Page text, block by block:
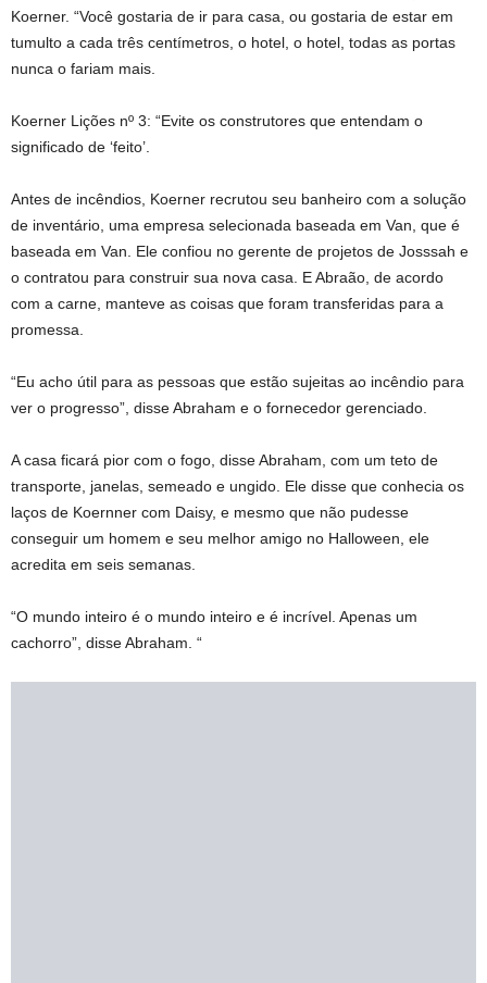
Koerner. “Você gostaria de ir para casa, ou gostaria de estar em
tumulto a cada três centímetros, o hotel, o hotel, todas as portas
nunca o fariam mais.
Koerner Lições nº 3: “Evite os construtores que entendam o
significado de ‘feito’.
Antes de incêndios, Koerner recrutou seu banheiro com a solução
de inventário, uma empresa selecionada baseada em Van, que é
baseada em Van. Ele confiou no gerente de projetos de Josssah e
o contratou para construir sua nova casa. E Abraão, de acordo
com a carne, manteve as coisas que foram transferidas para a
promessa.
“Eu acho útil para as pessoas que estão sujeitas ao incêndio para
ver o progresso”, disse Abraham e o fornecedor gerenciado.
A casa ficará pior com o fogo, disse Abraham, com um teto de
transporte, janelas, semeado e ungido. Ele disse que conhecia os
laços de Koernner com Daisy, e mesmo que não pudesse
conseguir um homem e seu melhor amigo no Halloween, ele
acredita em seis semanas.
“O mundo inteiro é o mundo inteiro e é incrível. Apenas um
cachorro”, disse Abraham. “